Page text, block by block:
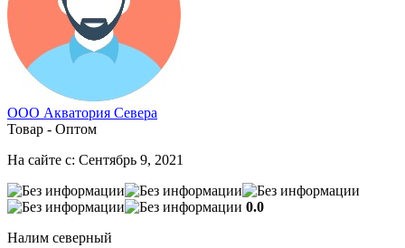
ООО Акватория Севера
Товар - Оптом
На сайте с: Сентябрь 9, 2021
0.0
Налим северный